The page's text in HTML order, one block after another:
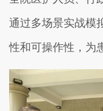
通过多场景实战模
性和可操作性，为